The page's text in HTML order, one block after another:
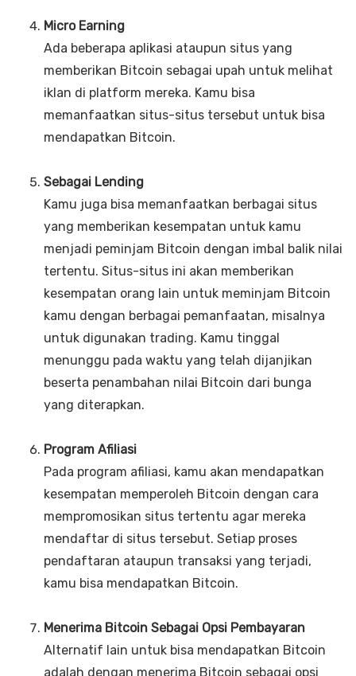
Micro Earning
Ada beberapa aplikasi ataupun situs yang
memberikan Bitcoin sebagai upah untuk melihat
iklan di platform mereka. Kamu bisa
memanfaatkan situs-situs tersebut untuk bisa
mendapatkan Bitcoin.
Sebagai Lending
Kamu juga bisa memanfaatkan berbagai situs
yang memberikan kesempatan untuk kamu
menjadi peminjam Bitcoin dengan imbal balik nilai
tertentu. Situs-situs ini akan memberikan
kesempatan orang lain untuk meminjam Bitcoin
kamu dengan berbagai pemanfaatan, misalnya
untuk digunakan trading. Kamu tinggal
menunggu pada waktu yang telah dijanjikan
beserta penambahan nilai Bitcoin dari bunga
yang diterapkan.
Program Afiliasi
Pada program afiliasi, kamu akan mendapatkan
kesempatan memperoleh Bitcoin dengan cara
mempromosikan situs tertentu agar mereka
mendaftar di situs tersebut. Setiap proses
pendaftaran ataupun transaksi yang terjadi,
kamu bisa mendapatkan Bitcoin.
Menerima Bitcoin Sebagai Opsi Pembayaran
Alternatif lain untuk bisa mendapatkan Bitcoin
adalah dengan menerima Bitcoin sebagai opsi